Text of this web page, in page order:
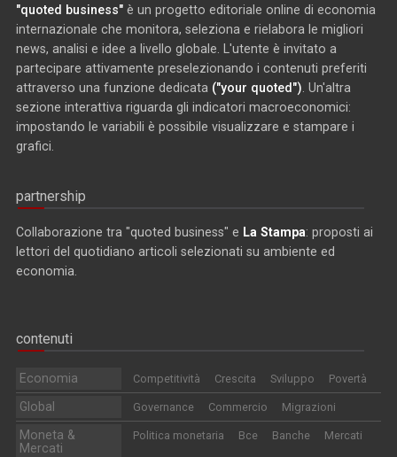
"quoted business" è un progetto editoriale online di economia
internazionale che monitora, seleziona e rielabora le migliori
news, analisi e idee a livello globale. L'utente è invitato a
partecipare attivamente preselezionando i contenuti preferiti
attraverso una funzione dedicata ("your quoted") . Un'altra
sezione interattiva riguarda gli indicatori macroeconomici:
impostando le variabili è possibile visualizzare e stampare i
grafici.
partnership
Collaborazione tra "quoted business" e La Stampa: proposti ai
lettori del quotidiano articoli selezionati su ambiente ed
economia.
contenuti
Economia Competitività Crescita Sviluppo Povertà
Global Governance Commercio Migrazioni
Moneta &
Mercati
Politica monetaria Bce Banche Mercati